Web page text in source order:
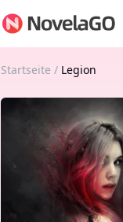
Startseite / Legion